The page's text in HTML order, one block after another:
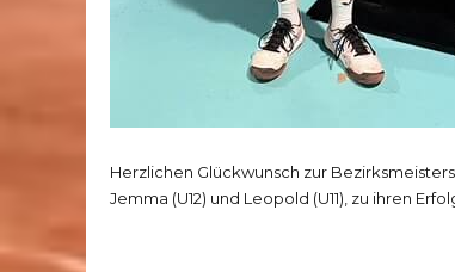
Herzlichen Glückwunsch zur
Jemma (U12) und Leopold (U11), zu ihren